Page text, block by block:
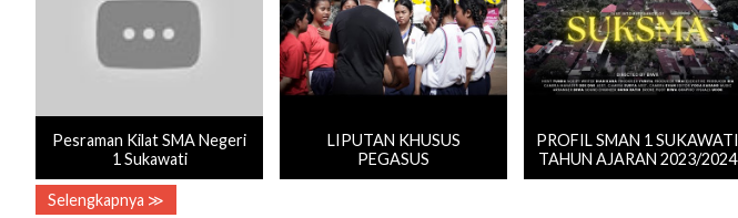
Pesraman Kilat SMA Negeri
1 Sukawati
LIPUTAN KHUSUS
PEGASUS
PROFIL SMAN 1 SUKAWATI
TAHUN AJARAN 2023/2024
Selengkapnya ≫